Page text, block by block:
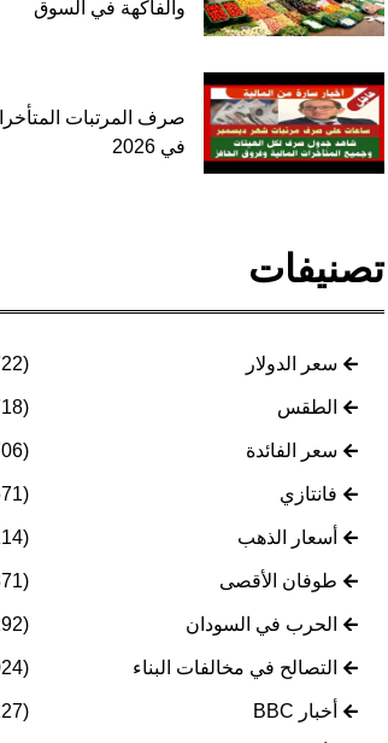
والفاكهة في السوق
صرف المرتبات
في 2026
تصنيفات
سعر الدولار (68722)
الطقس (68718)
سعر الفائدة (68706)
فانتازي (64671)
أسعار الذهب (58114)
طوفان الأقصى (42871)
الحرب في السودان (41292)
التصالح في مخالفات البناء (26024)
أخبار BBC (24227)